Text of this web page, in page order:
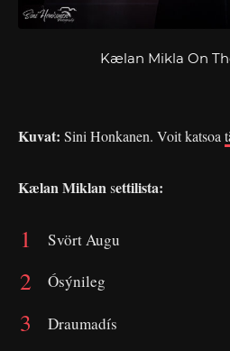
Kælan Mikla On
Kuvat: Sini Honkanen. Voit katsoa
Kælan Miklan settilista:
Svört Augu
Ósýnileg
Draumadís